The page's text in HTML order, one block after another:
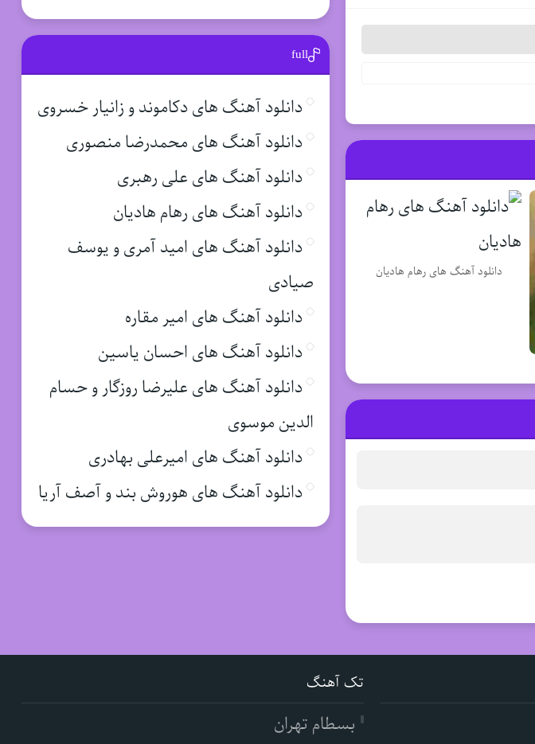
دانلود آهنگ های رهام هادیان
full
دانلود آهنگ های دکاموند و زانیار خسروی
دانلود آهنگ های محمدرضا منصوری
دانلود آهنگ های علی رهبری
دانلود آهنگ های رهام هادیان
دانلود آهنگ های امید آمری و یوسف
صیادی
دانلود آهنگ های امیر مقاره
دانلود آهنگ های احسان یاسین
دانلود آهنگ های علیرضا روزگار و حسام
الدین موسوی
دانلود آهنگ های امیرعلی بهادری
دانلود آهنگ های هوروش بند و آصف آریا
تک آهنگ
بسطام تهران